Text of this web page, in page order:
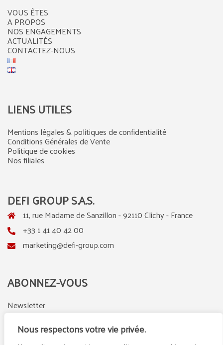
Nous respectons votre vie privée.
VOUS ÊTES
A PROPOS
NOS ENGAGEMENTS
ACTUALITÉS
CONTACTEZ-NOUS
LIENS UTILES
Mentions légales & politiques de confidentialité
Conditions Générales de Vente
Politique de cookies
Nos filiales
DEFI GROUP S.A.S.
11, rue Madame de Sanzillon - 92110 Clichy - France
+33 1 41 40 42 00
marketing@defi-group.com
ABONNEZ-VOUS
Newsletter